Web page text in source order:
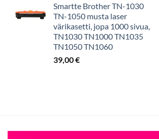
Smartte Brother TN-1030
TN-1050 musta laser
värikasetti, jopa 1000 sivua,
TN1030 TN1000 TN1035
TN1050 TN1060
39,00€